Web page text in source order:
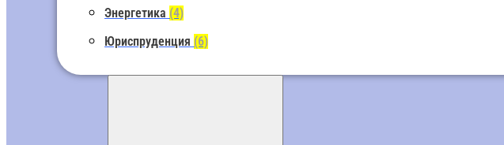
Энергетика (4)
Юриспруденция (6)